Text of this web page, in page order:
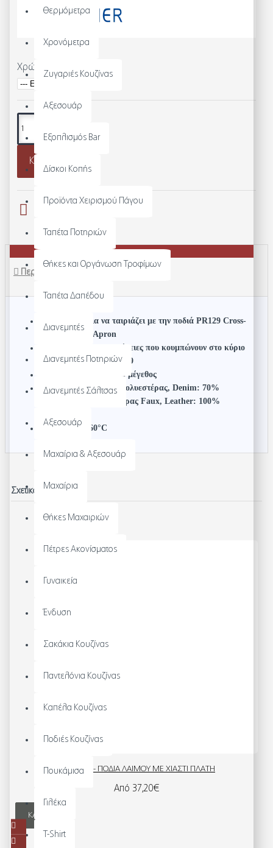
Θερμόμετρα
Χρονόμετρα
Ζυγαριές Κουζίνας
Αξεσουάρ
Εξοπλισμός Bar
Δίσκοι Κοπής
Προϊόντα Χειρισμού Πάγου
Ταπέτα Ποτηριών
Θήκες και Οργάνωση Τροφίμων
Ταπέτα Δαπέδου
Διανεμητές
Διανεμητές Ποτηριών
Διανεμητές Σάλτσας
Αξεσουάρ
Μαχαίρια & Αξεσουάρ
Μαχαίρια
Θήκες Μαχαιριών
Πέτρες Ακονίσματος
Γυναικεία
Ένδυση
Σακάκια Κουζίνας
Παντελόνια Κουζίνας
Καπέλα Κουζίνας
Ποδιές Κουζίνας
Πουκάμισα
Γιλέκα
T-Shirt
Χρώμα
Καλάθι
Περιγραφή
Σχεδιασμένο για να ταιριάζει με την ποδιά PR129 Cross-
Back 'Barista' Apron
Με μεταλλικές λεπτομέρειες που κουμπώνουν στο κύριο
σώμα της ποδιάς - PR129
Διαθέσιμα μεγέθη: Ένα μέγεθος
Ύφασμα: Ριγέ: 100% πολυεστέρας, Denim: 70%
βαμβάκι/30% πολυεστέρας Faux, Leather: 100%
Πλύσιμο εως 60°C
Σχετικά Προϊόντα
BARISTA - ΠΟΔΙΆ ΛΑΙΜΟΎ ΜΕ ΧΙΑΣΤΊ ΠΛΆΤΗ
Από 37,20€
ΚΑΛΆΘΙ